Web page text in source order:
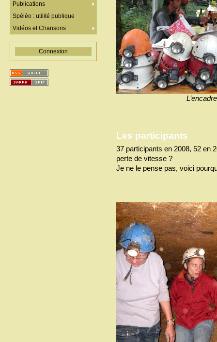
Les participants
37 participants en 2008, 52 en
perte de vitesse ?
Je ne le pense pas, voici
Publications
Spéléo : utilité publique
Vidéos et Chansons
Connexion